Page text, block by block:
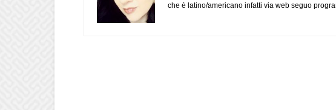
che è latino/americano infatti via web seguo